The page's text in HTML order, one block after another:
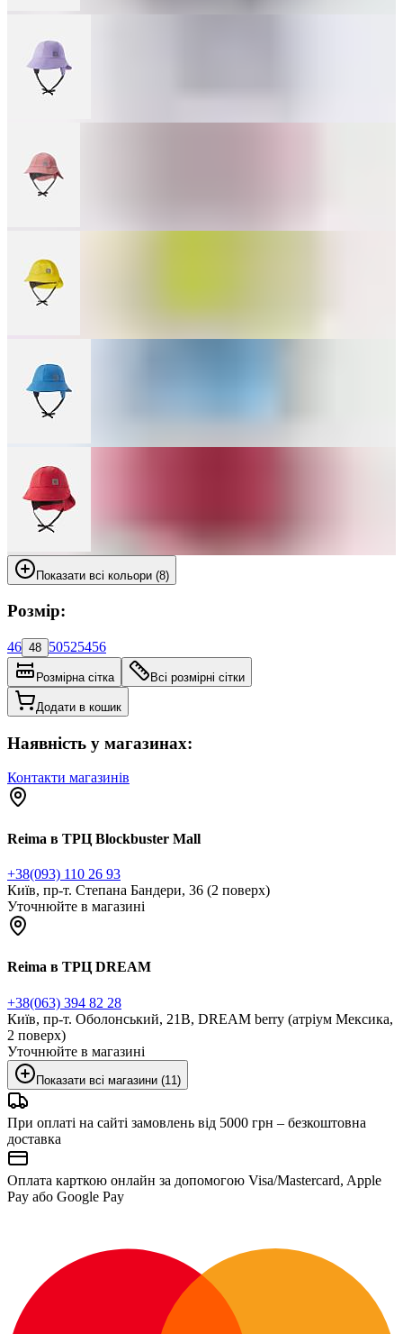
Показати всі кольори (8)
Розмір:
46 48 50525456
Розмірна сітка Всі розмірні сітки
Додати в кошик
Наявність у магазинах:
Контакти магазинів
Reima в ТРЦ Blockbuster Mall
+38(093) 110 26 93
Київ, пр-т. Степана Бандери, 36 (2 поверх)
Уточнюйте в магазині
Reima в ТРЦ DREAM
+38(063) 394 82 28
Київ, пр-т. Оболонський, 21В, DREAM berry (атріум Мексика,
2 поверх)
Уточнюйте в магазині
Показати всі магазини (11)
При оплаті на сайті замовлень від 5000 грн – безкоштовна
доставка
Оплата карткою онлайн за допомогою Visa/Mastercard, Apple
Pay або Google Pay